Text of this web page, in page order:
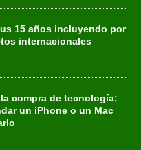
15 años incluyendo por
internacionales
compra de tecnología:
un iPhone o un Mac